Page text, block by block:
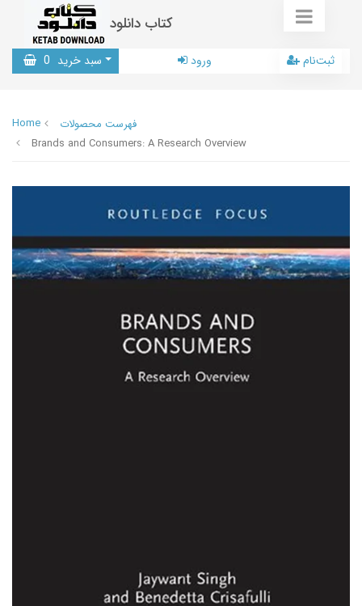
کتاب دانلود
سبد خرید 0 ورود ثبت‌نام
Home
فهرست محصولات
Brands and Consumers: A Research Overview